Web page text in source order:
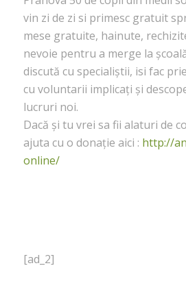
vin zi de zi si primesc gratuit
mese gratuite, hainute,
nevoie pentru a merge la
discută cu specialiștii, isi fac
cu voluntarii implicați și
lucruri noi.
Dacă și tu vrei sa fii alaturi de
ajuta cu o donație aici : http://
online/
[ad_2]